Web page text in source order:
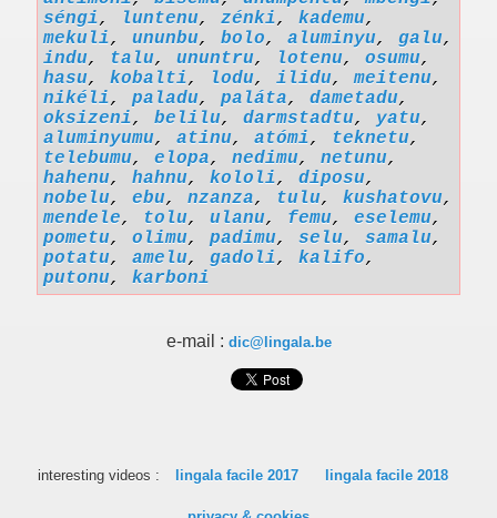
séngi, luntenu, zénki, kademu,
mekuli, ununbu, bolo, aluminyu, galu,
indu, talu, ununtru, lotenu, osumu,
hasu, kobalti, lodu, ilidu,meitenu,
nikéli, paladu, paláta, dametadu,
oksizeni, belilu, darmstadtu, yatu,
aluminyumu, atinu, atómi, teknetu,
telebumu, elopa, nedimu, netunu,
hahenu, hahnu, kololi, diposu,
nobelu, ebu, nzanza, tulu, kushatovu,
mendele, tolu, ulanu, femu, eselemu,
pometu, olimu, padimu, selu, samalu,
potatu, amelu, gadoli, kalifo,
putonu, karboni
e-mail : dic@lingala.be
interesting videos : lingala facile 2017 lingala facile 2018